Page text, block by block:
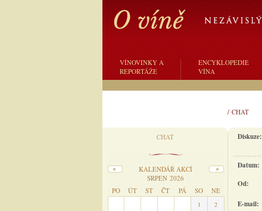
VÍNOVINKY A
REPORTÁŽE
ENCYKLOPEDIE
VÍNA
/ CHAT
CHAT
KALENDÁŘ AKCÍ
SRPEN 2026
PO
ÚT ST ČT PÁ SO NE
1
2
Diskuze:
Datum:
Od:
E-mail: